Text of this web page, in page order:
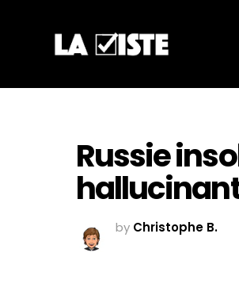
Russie
by Christophe B.